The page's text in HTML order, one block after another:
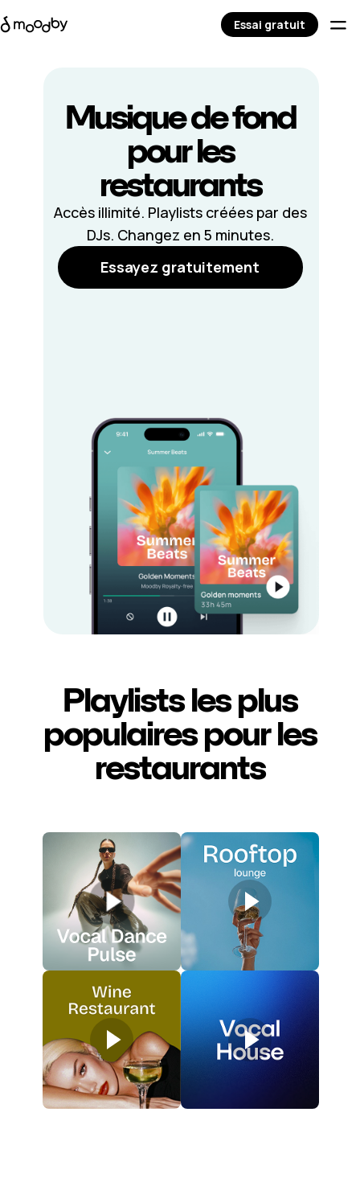
Musique de fond
pour les
restaurants
Accès illimité. Playlists créées par des
DJs. Changez en 5 minutes.
Essayez gratuitement
Playlists les plus
populaires pour les
restaurants
Essai gratuit